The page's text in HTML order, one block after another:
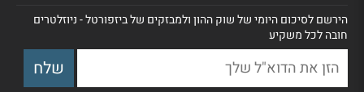
הירשם לסיכום היומי של שוק ההון ולמבזקים של ביזפורטל - ניוזלטרים
חובה לכל משקיע